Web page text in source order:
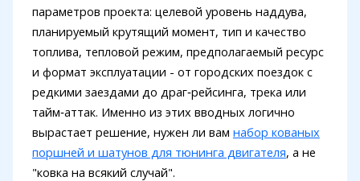
параметров проекта: целевой уровень наддува,
планируемый крутящий момент, тип и качество
топлива, тепловой режим, предполагаемый ресурс
и формат эксплуатации - от городских поездок с
редкими заездами до драг‑рейсинга, трека или
тайм‑аттак. Именно из этих вводных логично
вырастает решение, нужен ли вам набор кованых
поршней и шатунов для тюнинга двигателя, а не
"ковка на всякий случай".